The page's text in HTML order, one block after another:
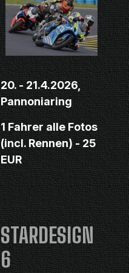
20. - 21.4.2026,
Pannoniaring
1 Fahrer alle Fotos
(incl. Rennen) - 25
EUR
STARDESIGN
6